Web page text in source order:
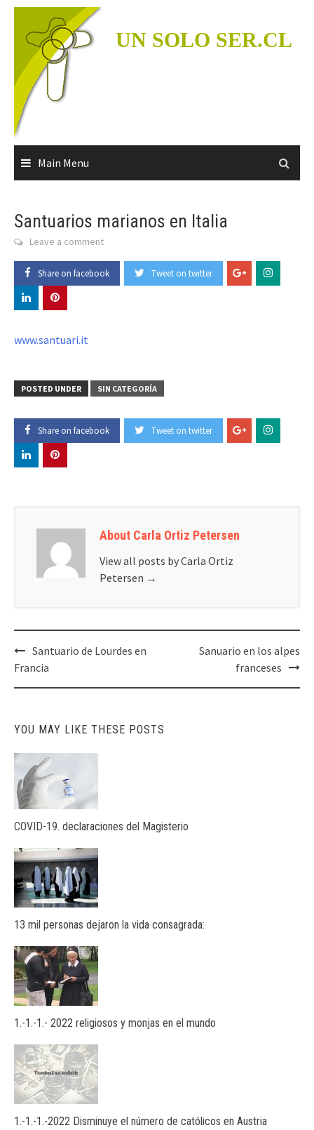
Skip
content
UN SOLO SER.CL
Main Menu
Santuarios marianos en Italia
Leave a comment
Share on facebook Tweet on twitter
www.santuari.it
POSTED UNDER SIN CATEGORÍA
Share on facebook Tweet on twitter
About Carla Ortiz Petersen
View all posts by Carla Ortiz
Petersen →
Post
navigation
Santuario de Lourdes en
Francia
Sanuario en los alpes
franceses
YOU MAY LIKE THESE POSTS
COVID-19. declaraciones del Magisterio
13 mil personas dejaron la vida consagrada:
1.-1.-1.- 2022 religiosos y monjas en el mundo
1.-1.-1.-2022 Disminuye el número de católicos en Austria